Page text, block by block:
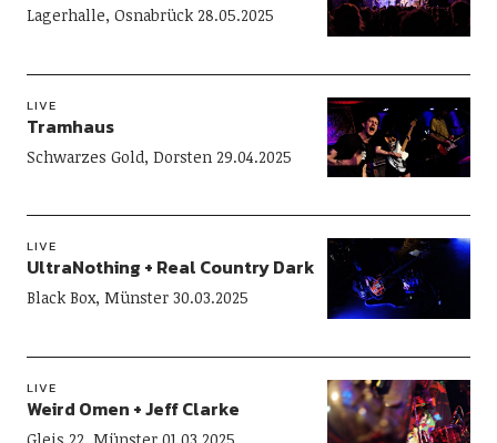
Lagerhalle, Osnabrück 28.05.2025
LIVE
Tramhaus
Schwarzes Gold, Dorsten 29.04.2025
LIVE
UltraNothing + Real Country Dark
Black Box, Münster 30.03.2025
LIVE
Weird Omen + Jeff Clarke